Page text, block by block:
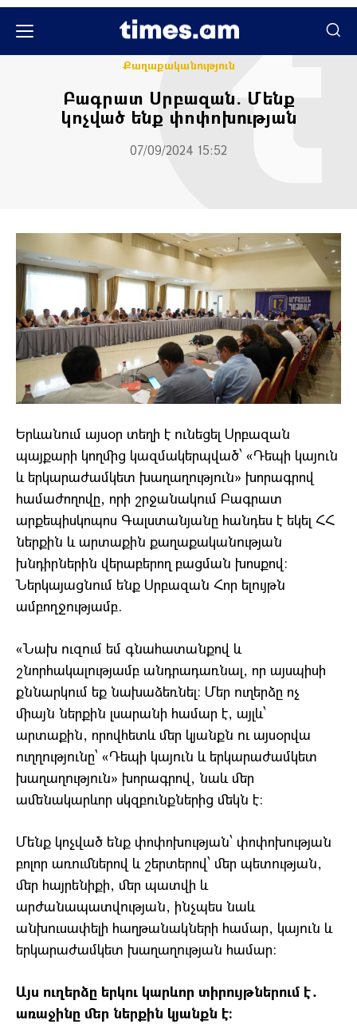
Քաղաքականություն
Բագրատ Սրբազան. Մենք
կոչված ենք փոփոխության
07/09/2024 15:52
Երևանում այսօր տեղի է ունեցել Սրբազան
պայքարի կողմից կազմակերպված՝ «Դեպի կայուն
և երկարաժամկետ խաղաղություն» խորագրով
համաժողովը, որի շրջանակում Բագրատ
արքեպիսկոպոս Գալստանյանը հանդես է եկել ՀՀ
ներքին և արտաքին քաղաքականության
խնդիրներին վերաբերող բացման խոսքով։
Ներկայացնում ենք Սրբազան Հոր ելույթն
ամբողջությամբ.
«Նախ ուզում եմ գնահատանքով և
շնորհակալությամբ անդրադառնալ, որ այսպիսի
քննարկում եք նախաձեռնել։ Մեր ուղերձը ոչ
միայն ներքին լսարանի համար է, այլև՝
արտաքին, որովհետև մեր կյանքն ու այսօրվա
ուղղությունը՝ «Դեպի կայուն և երկարաժամկետ
խաղաղություն» խորագրով, նաև մեր
ամենակարևոր սկզբունքներից մեկն է։
Մենք կոչված ենք փոփոխության՝ փոփոխության
բոլոր առումներով և շերտերով՝ մեր պետության,
մեր հայրենիքի, մեր պատվի և
արժանապատվության, ինչպես նաև
անխուսափելի հաղթանակների համար, կայուն և
երկարաժամկետ խաղաղության համար:
Այս ուղերձը երկու կարևոր տիրույթներում է․
առաջինը մեր ներքին կյանքն է։